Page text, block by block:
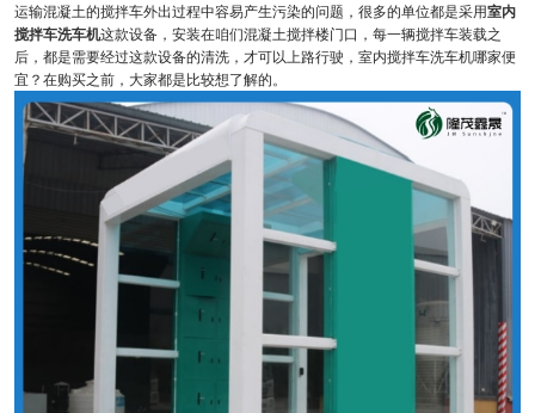
运输混凝土的搅拌车外出过程中容易产生污染的问题，很多的单位都是采用室内
搅拌车洗车机这款设备，安装在咱们混凝土搅拌楼门口，每一辆搅拌车装载之
后，都是需要经过这款设备的清洗，才可以上路行驶，室内搅拌车洗车机哪家便
宜？在购买之前，大家都是比较想了解的。